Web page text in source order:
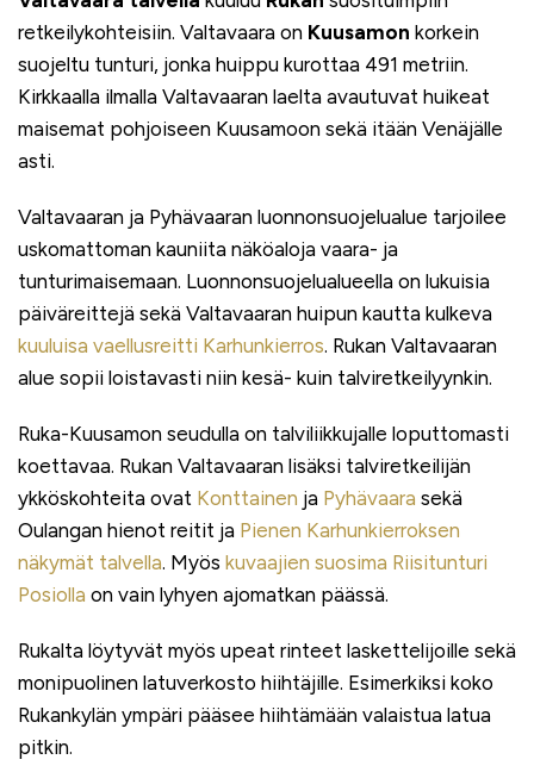
retkeilykohteisiin. Valtavaara on Kuusamon korkein
suojeltu tunturi, jonka huippu kurottaa 491 metriin.
Kirkkaalla ilmalla Valtavaaran laelta avautuvat huikeat
maisemat pohjoiseen Kuusamoon sekä itään Venäjälle
asti.
Valtavaaran ja Pyhävaaran luonnonsuojelualue tarjoilee
uskomattoman kauniita näköaloja vaara- ja
tunturimaisemaan. Luonnonsuojelualueella on lukuisia
päiväreittejä sekä Valtavaaran huipun kautta kulkeva
kuuluisa vaellusreitti Karhunkierros. Rukan Valtavaaran
alue sopii loistavasti niin kesä- kuin talviretkeilyynkin.
Ruka-Kuusamon seudulla on talviliikkujalle loputtomasti
koettavaa. Rukan Valtavaaran lisäksi talviretkeilijän
ykköskohteita ovat Konttainen ja Pyhävaara sekä
Oulangan hienot reitit ja Pienen Karhunkierroksen
näkymät talvella. Myös kuvaajien suosima Riisitunturi
Posiolla on vain lyhyen ajomatkan päässä.
Rukalta löytyvät myös upeat rinteet laskettelijoille sekä
monipuolinen latuverkosto hiihtäjille. Esimerkiksi koko
Rukankylän ympäri pääsee hiihtämään valaistua latua
pitkin.